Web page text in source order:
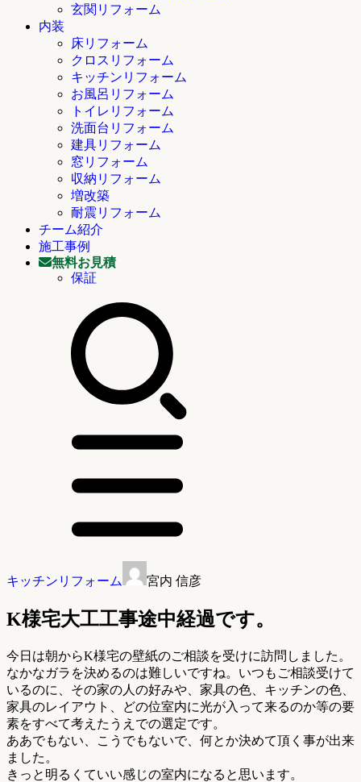
玄関リフォーム
内装
床リフォーム
クロスリフォーム
キッチンリフォーム
お風呂リフォーム
トイレリフォーム
洗面台リフォーム
建具リフォーム
窓リフォーム
収納リフォーム
増改築
耐震リフォーム
チーム紹介
施工事例
無料お見積
保証
キッチンリフォーム 宮内 信彦
K様宅大工工事途中経過です。
今日は朝からK様宅の壁紙のご相談を受けに訪問しました。
なかなガラを決めるのは難しいですね。いつもご相談受けて
いるのに、その家の人の好みや、家具の色、キッチンの色、
家具のレイアウト、どの位室内に光が入って来るのか等の要
素をすべて考えたうえでの選定です。
ああでもない、こうでもないで、何とか決めて頂く事が出来
ました。
きっと明るくていい感じの室内になると思います。